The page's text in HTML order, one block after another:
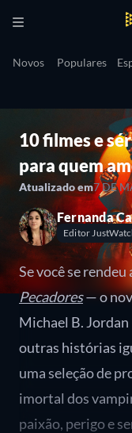
Novos Populares
10 filmes e
para quem
Atualizado em7 DE
Fernanda
Editor
Se você se
Pecadores— o
Michael B.
outras histórias
uma seleção de
imortal dos
paixão, perigo e